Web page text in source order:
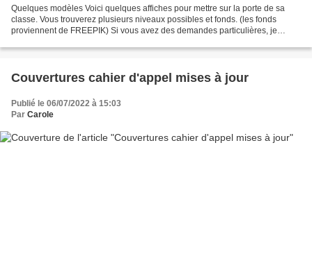
Quelques modèles Voici quelques affiches pour mettre sur la porte de sa
classe. Vous trouverez plusieurs niveaux possibles et fonds. (les fonds
proviennent de FREEPIK) Si vous avez des demandes particulières, je
Couvertures cahier d'appel mises à jour
Publié le 06/07/2022 à 15:03
Par Carole